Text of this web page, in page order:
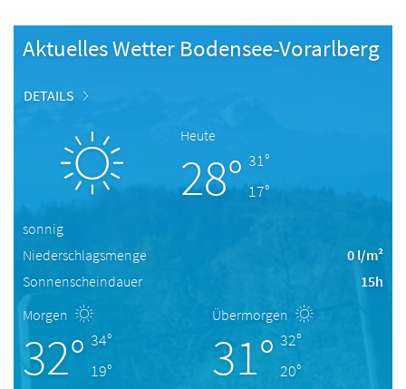
Aktuelles Wetter Bodensee-Vorarlberg
DETAILS
Heute
28° 31°
17°
sonnig
Niederschlagsmenge
0 l/m²
Sonnenscheindauer
15h
Morgen
32° 34°
19°
Übermorgen
31° 32°
20°